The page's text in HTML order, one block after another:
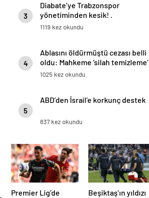
3
Diabate’ye Trabzonspor
yönetiminden kesik! .
1119 kez okundu
4
Ablasını öldürmüştü cezası belli
oldu: Mahkeme ‘silah temizleme’
yalanını yutmadı
1025 kez okundu
5
ABD’den İsrail’e korkunç destek
837 kez okundu
Premier Lig’de
Beşiktaş’ın yıldızı